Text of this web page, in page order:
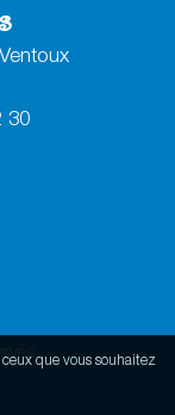
30
que vous souhaitez